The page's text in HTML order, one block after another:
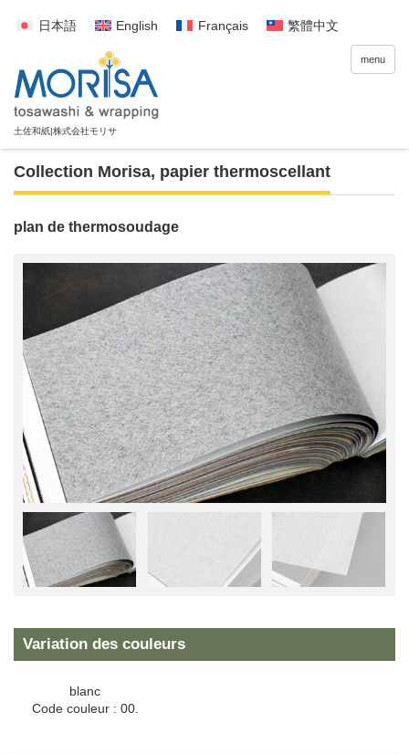
日本語 English Français 繁體中文
menu
Collection Morisa, papier thermoscellant
plan de thermosoudage
Variation des couleurs
blanc
Code couleur : 00.